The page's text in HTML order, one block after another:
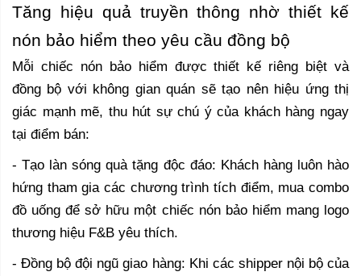
Tăng hiệu quả truyền thông nhờ thiết kế
nón bảo hiểm theo yêu cầu đồng bộ
Mỗi chiếc nón bảo hiểm được thiết kế riêng biệt và
đồng bộ với không gian quán sẽ tạo nên hiệu ứng thị
giác mạnh mẽ, thu hút sự chú ý của khách hàng ngay
tại điểm bán:
- Tạo làn sóng quà tặng độc đáo: Khách hàng luôn hào
hứng tham gia các chương trình tích điểm, mua combo
đồ uống để sở hữu một chiếc nón bảo hiểm mang logo
thương hiệu F&B yêu thích.
- Đồng bộ đội ngũ giao hàng: Khi các shipper nội bộ của